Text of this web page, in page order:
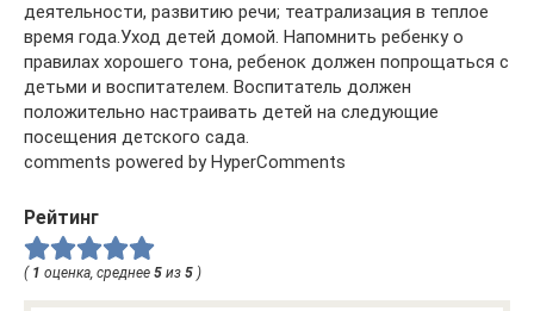
деятельности, развитию речи; театрализация в теплое
время года.Уход детей домой. Напомнить ребенку о
правилах хорошего тона, ребенок должен попрощаться с
детьми и воспитателем. Воспитатель должен
положительно настраивать детей на следующие
посещения детского сада.
comments powered by HyperComments
Рейтинг
( 1 оценка, среднее 5 из 5 )